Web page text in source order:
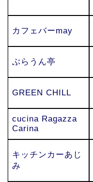
カフェバーmay
ぶらうん亭
GREEN CHILL
cucina Ragazza
Carina
キッチンカーあじ
み